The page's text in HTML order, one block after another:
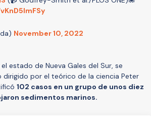
November 10, 2022
estado de Nueva Gales del Sur, se
dirigido por el teórico de la ciencia Peter
102 casos en un grupo de unos diez
sedimentos marinos.